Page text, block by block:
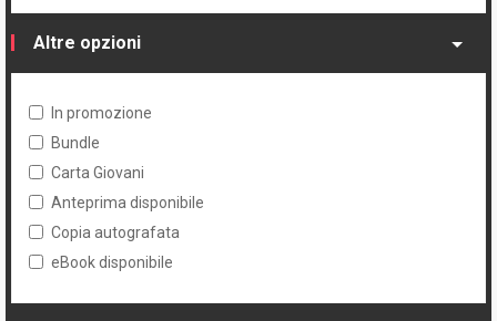
Altre opzioni
In promozione
Bundle
Carta Giovani
Anteprima disponibile
Copia autografata
eBook disponibile